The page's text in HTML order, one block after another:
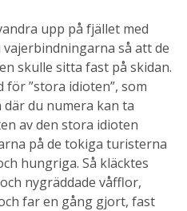
upp på fjället med
så att de
skulle sitta fast på skidan.
för ”stora idioten”, som
du numera kan ta
av den stora idioten
på de tokiga turisterna
hungriga. Så kläcktes
nygräddade våfflor,
far en gång gjort, fast